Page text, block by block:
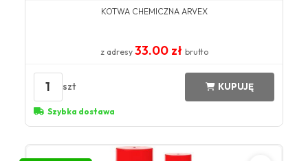
KOTWA CHEMICZNA ARVEX
z adresy 33.00 zł brutto
1 szt KUPUJĘ
Szybka dostawa